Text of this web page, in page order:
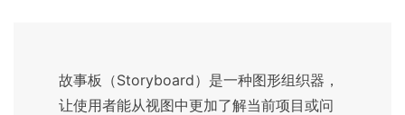
故事板（Storyboard）是一种图形组织器，
让使用者能从视图中更加了解当前项目或问